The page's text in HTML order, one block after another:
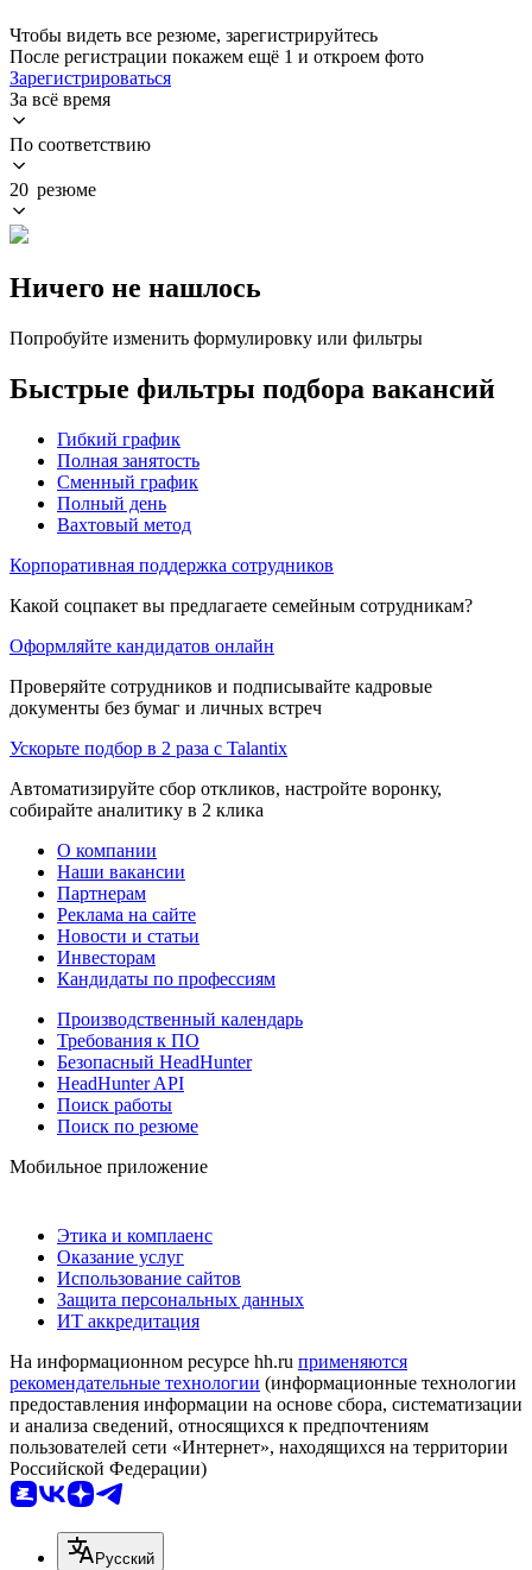
Чтобы видеть все резюме, зарегистрируйтесь
После регистрации покажем ещё 1 и откроем фото
Зарегистрироваться
За всё время
По соответствию
20 резюме
Ничего не нашлось
Попробуйте изменить формулировку или фильтры
Быстрые фильтры подбора вакансий
Гибкий график
Полная занятость
Сменный график
Полный день
Вахтовый метод
Корпоративная поддержка сотрудников
Какой соцпакет вы предлагаете семейным сотрудникам?
Оформляйте кандидатов онлайн
Проверяйте сотрудников и подписывайте кадровые
документы без бумаг и личных встреч
Ускорьте подбор в 2 раза с Talantix
Автоматизируйте сбор откликов, настройте воронку,
собирайте аналитику в 2 клика
О компании
Наши вакансии
Партнерам
Реклама на сайте
Новости и статьи
Инвесторам
Кандидаты по профессиям
Производственный календарь
Требования к ПО
Безопасный HeadHunter
HeadHunter API
Поиск работы
Поиск по резюме
Мобильное приложение
Этика и комплаенс
Оказание услуг
Использование сайтов
Защита персональных данных
ИТ аккредитация
На информационном ресурсе hh.ru применяются
рекомендательные технологии (информационные технологии
предоставления информации на основе сбора, систематизации
и анализа сведений, относящихся к предпочтениям
пользователей сети «Интернет», находящихся на территории
Российской Федерации)
Русский